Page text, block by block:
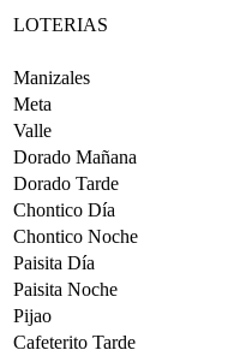
LOTERIAS
Manizales
Meta
Valle
Dorado Mañana
Dorado Tarde
Chontico Día
Chontico Noche
Paisita Día
Paisita Noche
Pijao
Cafeterito Tarde